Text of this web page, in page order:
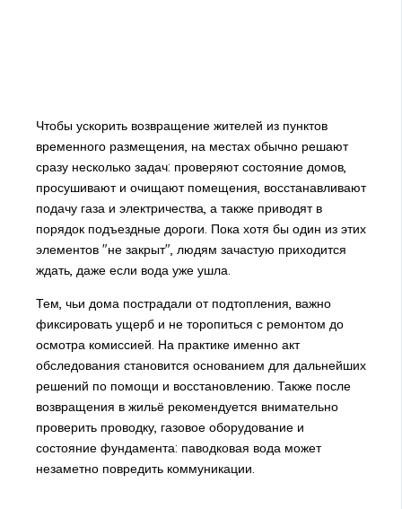
Чтобы ускорить возвращение жителей из пунктов
временного размещения, на местах обычно решают
сразу несколько задач: проверяют состояние домов,
просушивают и очищают помещения, восстанавливают
подачу газа и электричества, а также приводят в
порядок подъездные дороги. Пока хотя бы один из этих
элементов "не закрыт", людям зачастую приходится
ждать, даже если вода уже ушла.
Тем, чьи дома пострадали от подтопления, важно
фиксировать ущерб и не торопиться с ремонтом до
осмотра комиссией. На практике именно акт
обследования становится основанием для дальнейших
решений по помощи и восстановлению. Также после
возвращения в жильё рекомендуется внимательно
проверить проводку, газовое оборудование и
состояние фундамента: паводковая вода может
незаметно повредить коммуникации.